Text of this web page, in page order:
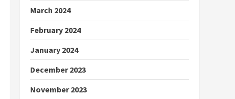
March 2024
February 2024
January 2024
December 2023
November 2023